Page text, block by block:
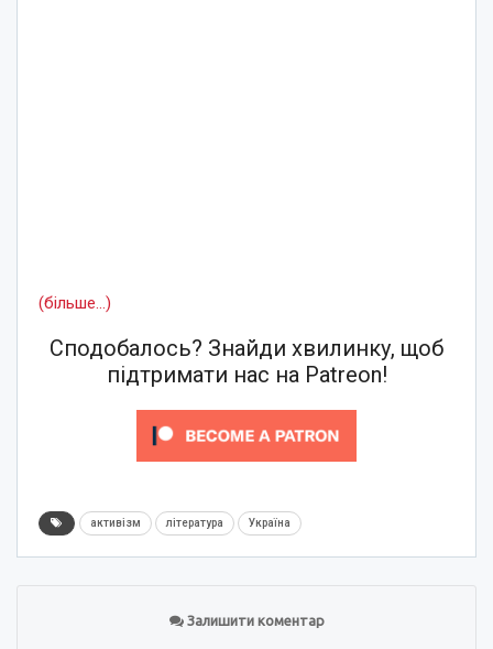
(більше…)
Сподобалось? Знайди хвилинку, щоб
підтримати нас на Patreon!
активізм література Україна
Залишити коментар